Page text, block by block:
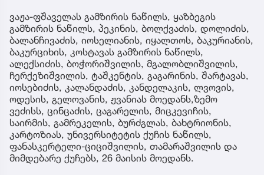
ვაჟა-ფშაველას გამზირის ნაწილს, ყაზბეგის
გამზირის ნაწილს, პეკინის, ბოლქვაძის, დოლიძის,
ბალანჩივაძის, იოსელიანის, იყალთოს, ბაკურიანის,
ბაკურციხის, კოსტავას გამზირის ნაწილს,
ალექსიძის, ბოჭორიშვილის, მგალობლიშვილის,
ჩერქეზიშვილის, ტაშკენტის, გაგარინის, შარტავას,
იოსებიძის, კალანდაძის, კანდელაკის, ლვოვის,
ოდესის, გელოვანის, ჟვანიას მოედანს,ზემო
ვეძისს, ცინცაძის, ცაგარელის, მიცკევიჩის,
საირმის, გამრეკელის, ბურძგლას, ბახტრიონის,
კარტოზიას, უნივერსიტეტის ქუჩის ნაწილს,
ფანასკერტელი-ციციშვილის, თამარაშვილის და
მიმდებარე ქუჩებს, 26 მაისის მოედანს.